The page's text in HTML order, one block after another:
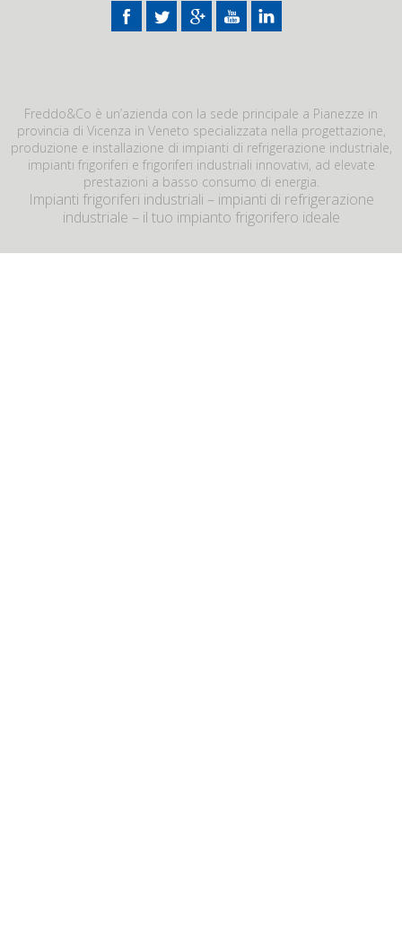
Freddo&Co è un’azienda con la sede principale a Pianezze in
provincia di Vicenza in Veneto specializzata nella progettazione,
produzione e installazione di impianti di refrigerazione industriale,
impianti frigoriferi e frigoriferi industriali innovativi, ad elevate
prestazioni a basso consumo di energia.
Impianti frigoriferi industriali – impianti di refrigerazione
industriale – il tuo impianto frigorifero ideale